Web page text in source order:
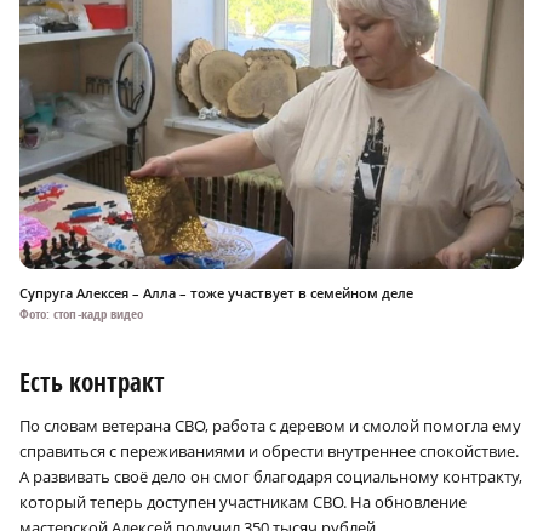
Супруга Алексея – Алла – тоже участвует в семейном деле
Фото: стоп-кадр видео
Есть контракт
По словам ветерана СВО, работа с деревом и смолой помогла ему
справиться с переживаниями и обрести внутреннее спокойствие.
А развивать своё дело он смог благодаря социальному контракту,
который теперь доступен участникам СВО. На обновление